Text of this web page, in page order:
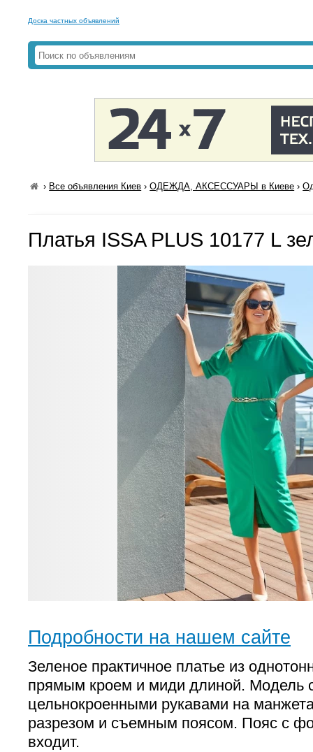
Доска частных объявлений
› Все объявления Киев ›ОДЕЖДА, АКСЕССУАРЫ в Киеве ›
Платья ISSA PLUS 10177 L
Подробности на нашем сайте
Зеленое практичное платье из
прямым кроем и миди длиной. Модель
цельнокроенными рукавами на
разрезом и съемным поясом. Пояс с
входит.